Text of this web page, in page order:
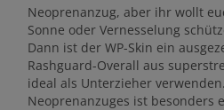
Neoprenanzug, aber ihr wollt
Sonne oder Vernesselung
Dann ist der WP-Skin ein
Rashguard-Overall aus
ideal als Unterzieher
Neoprenanzuges ist besonders